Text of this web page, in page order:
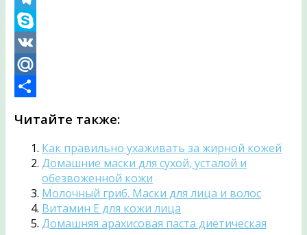
Telegram
Skype
VK
Mail.Ru
Читайте также:
Как правильно ухаживать за жирной кожей
Домашние маски для сухой, усталой и
обезвоженной кожи
Молочный гриб. Маски для лица и волос
Витамин Е для кожи лица
Домашняя арахисовая паста диетическая